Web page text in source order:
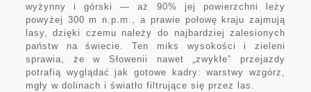
wyżynny i górski — aż 90% jej powierzchni leży
powyżej 300 m n.p.m., a prawie połowę kraju zajmują
lasy, dzięki czemu należy do najbardziej zalesionych
państw na świecie. Ten miks wysokości i zieleni
sprawia, że w Słowenii nawet „zwykłe” przejazdy
potrafią wyglądać jak gotowe kadry: warstwy wzgórz,
mgły w dolinach i światło filtrujące się przez las.